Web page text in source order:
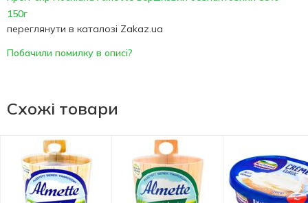
150г
переглянути в каталозі Zakaz.ua
Побачили помилку в описі?
Схожі товари